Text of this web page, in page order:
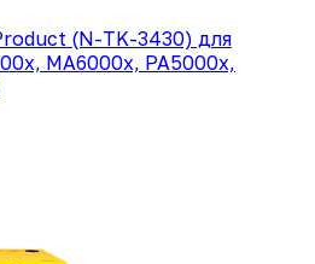
(N-TK-3430) для
MA6000x, PA5000x,